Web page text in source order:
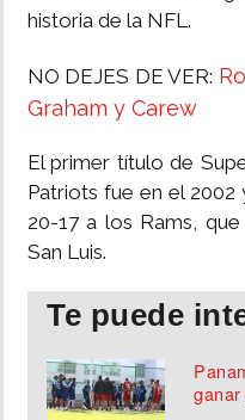
historia de la NFL.
NO DEJES DE VER:
Graham y Carew
El primer título de
Patriots fue en el
20-17 a los Rams,
San Luis.
Te puede